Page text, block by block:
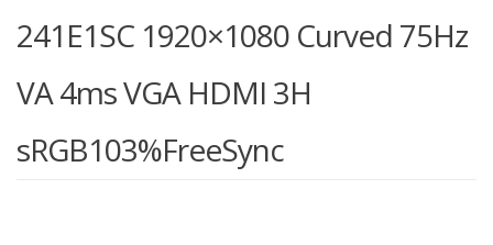
241E1SC 1920×1080 Curved 75Hz
VA 4ms VGA HDMI 3H
sRGB103%FreeSync